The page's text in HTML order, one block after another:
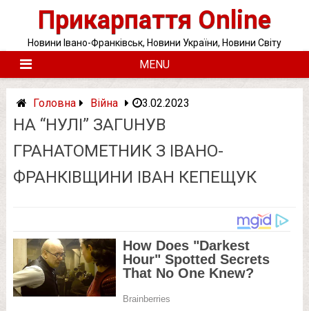
Прикарпаття Online
Новини Івано-Франківськ, Новини України, Новини Світу
MENU
Головна Війна 3.02.2023
НА “НУЛІ” ЗAГUНУВ
ГРАНАТОМЕТНИК З ІВАНО-
ФРАНКІВЩИНИ ІВАН КЕПЕЩУК